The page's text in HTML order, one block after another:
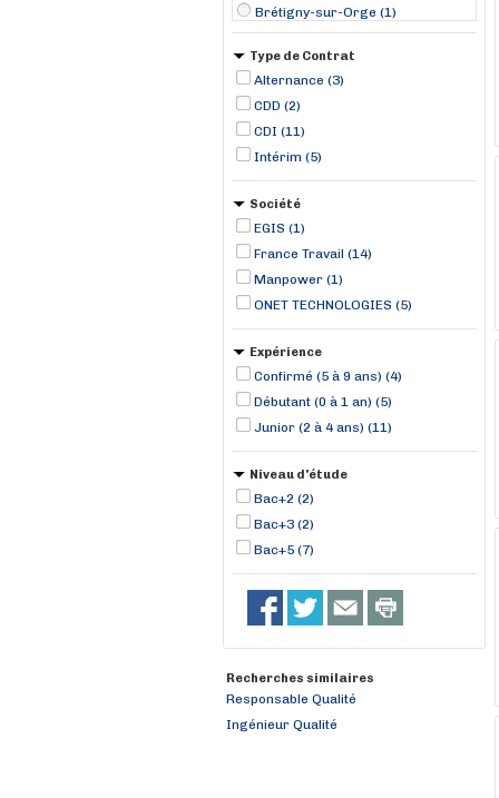
Brétigny-sur-Orge (1)
Cergy (1)
Clamart (1)
Gennevilliers (1)
Guyancourt (1)
Les Clayes-sous-Bois (1)
Levallois-Perret (1)
Type de Contrat
Alternance (3)
CDD (2)
CDI (11)
Intérim (5)
Société
EGIS (1)
France Travail (14)
Manpower (1)
ONET TECHNOLOGIES (5)
Expérience
Confirmé (5 à 9 ans) (4)
Débutant (0 à 1 an) (5)
Junior (2 à 4 ans) (11)
Niveau d'étude
Bac+2 (2)
Bac+3 (2)
Bac+5 (7)
Recherches similaires
Responsable Qualité
Ingénieur Qualité